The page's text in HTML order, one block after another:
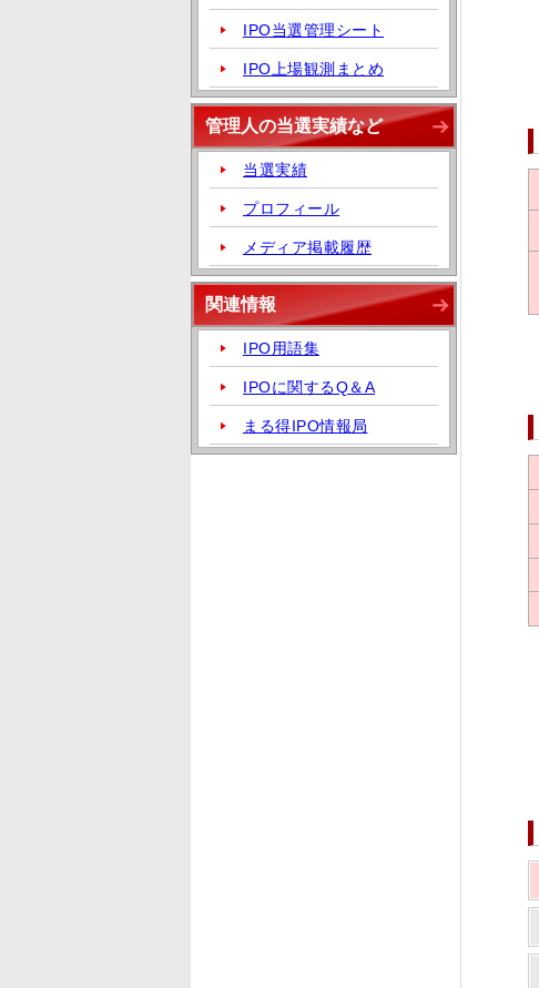
IPO当選管理シート
IPO上場観測まとめ
管理人の当選実績など
当選実績
プロフィール
メディア掲載履歴
関連情報
IPO用語集
IPOに関するQ＆A
まる得IPO情報局